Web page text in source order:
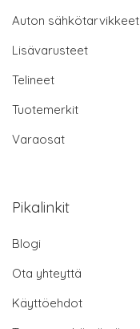
Auton sähkötarvikkeet
Lisävarusteet
Telineet
Tuotemerkit
Varaosat
Pikalinkit
Blogi
Ota yhteyttä
Käyttöehdot